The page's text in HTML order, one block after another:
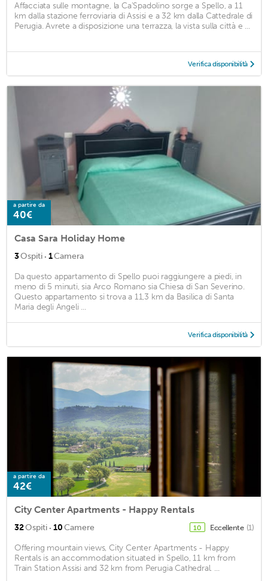
Affacciata sulle montagne, la Ca'Spadolino sorge a Spello, a 11
km dalla stazione ferroviaria di Assisi e a 32 km dalla Cattedrale di
Perugia. Avrete a disposizione una terrazza, la vista sulla città e ...
Verifica disponibilità
a partire da
40€
Casa Sara Holiday Home
3Ospiti · 1Camera
Da questo appartamento di Spello puoi raggiungere a piedi, in
meno di 5 minuti, sia Arco Romano sia Chiesa di San Severino.
Questo appartamento si trova a 11,3 km da Basilica di Santa
Maria degli Angeli ...
Verifica disponibilità
a partire da
42€
City Center Apartments - Happy Rentals
32Ospiti · 10Camere 10 Eccellente (1)
Offering mountain views, City Center Apartments - Happy
Rentals is an accommodation situated in Spello, 11 km from
Train Station Assisi and 32 km from Perugia Cathedral. ...